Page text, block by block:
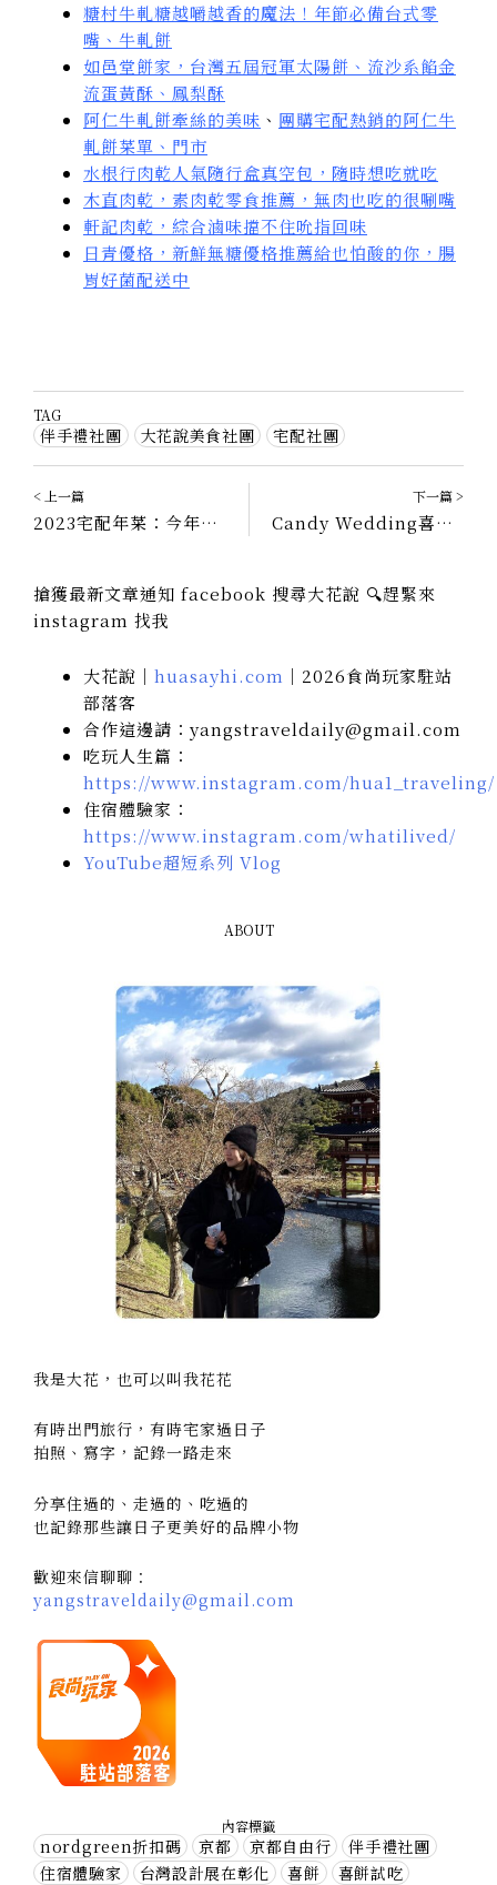
糖村牛軋糖越嚼越香的魔法！年節必備台式零
嘴、牛軋餅
如邑堂餅家，台灣五屆冠軍太陽餅、流沙系餡金
流蛋黃酥、鳳梨酥
阿仁牛軋餅牽絲的美味 、 團購宅配熱銷的阿仁牛
軋餅菜單、門市
水根行肉乾人氣隨行盒真空包，隨時想吃就吃
木直肉乾，素肉乾零食推薦，無肉也吃的很唰嘴
軒記肉乾，綜合滷味擋不住吮指回味
日青優格，新鮮無糖優格推薦給也怕酸的你，腸
胃好菌配送中
TAG
伴手禮社團 大花說美食社團 宅配社團
< 上一篇
2023宅配年菜：今年就用台畜「六六大順經典年菜組」一路順到年底啦！
下一篇 >
Candy Wedding喜餅｜台中手工喜餅，請收下這份深情的新祝福
搶獲最新文章通知 facebook 搜尋大花說 🔍趕緊來
instagram 找我
大花說｜ huasayhi.com ｜2026食尚玩家駐站
部落客
合作這邊請：yangstraveldaily@gmail.com
吃玩人生篇：
https://www.instagram.com/hua1_traveling/
住宿體驗家：
https://www.instagram.com/whatilived/
YouTube超短系列 Vlog
ABOUT
我是大花，也可以叫我花花
有時出門旅行，有時宅家過日子
拍照、寫字，記錄一路走來
分享住過的、走過的、吃過的
也記錄那些讓日子更美好的品牌小物
歡迎來信聊聊：
yangstraveldaily@gmail.com
內容標籤
nordgreen折扣碼 京都 京都自由行
伴手禮社團
住宿體驗家
台灣設計展在彰化 喜餅
喜餅試吃